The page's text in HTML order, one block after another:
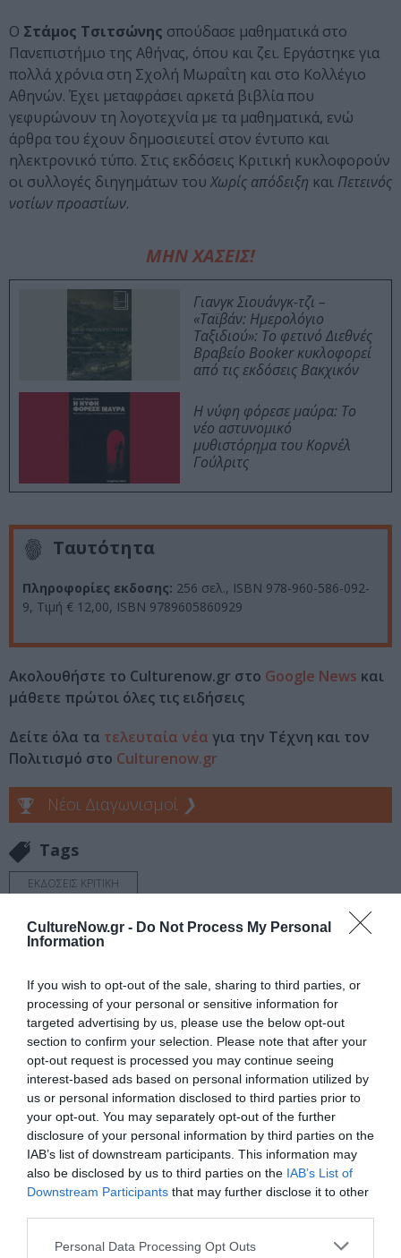
CultureNow.gr - Do Not Process My Personal
Information
If you wish to opt-out of the sale, sharing to third parties, or
processing of your personal or sensitive information for
targeted advertising by us, please use the below opt-out
section to confirm your selection. Please note that after your
opt-out request is processed you may continue seeing
interest-based ads based on personal information utilized by
us or personal information disclosed to third parties prior to
your opt-out. You may separately opt-out of the further
disclosure of your personal information by third parties on the
IAB’s list of downstream participants. This information may
also be disclosed by us to third parties on the IAB’s List of
Downstream Participants that may further disclose it to other
Personal Data Processing Opt Outs
Ο Στάμος Τσιτσώνης σπούδασε μαθηματικά στο
Πανεπιστήμιο της Αθήνας, όπου και ζει. Εργάστηκε για
πολλά χρόνια στη Σχολή Μωραΐτη και στο Κολλέγιο
Αθηνών. Έχει μεταφράσει αρκετά βιβλία που
γεφυρώνουν τη λογοτεχνία με τα μαθηματικά, ενώ
άρθρα του έχουν δημοσιευτεί στον έντυπο και
ηλεκτρονικό τύπο. Στις εκδόσεις Κριτική κυκλοφορούν
οι συλλογές διηγημάτων τουΧωρίς απόδειξη και Πετεινός
νοτίων προαστίων.
ΜΗΝ ΧΑΣΕΙΣ!
Γιανγκ Σιουάνγκ-τζι –
«Ταϊβάν: Ημερολόγιο
Ταξιδιού»: Το φετινό Διεθνές
Βραβείο Booker κυκλοφορεί
από τις εκδόσεις Βακχικόν
Η νύφη φόρεσε μαύρα: Το
νέο αστυνομικό
μυθιστόρημα του Κορνέλ
Γούλριτς
Ταυτότητα
Πληροφορίες εκδοσης: 256 σελ., ISBN 978-960-586-092-
9, Τιμή € 12,00, ISBN 9789605860929
Ακολουθήστε το Culturenow.gr στο Google News και
μάθετε πρώτοι όλες τις ειδήσεις
Δείτε όλα τα τελευταία νέα για την Τέχνη και τον
Πολιτισμό στο Culturenow.gr
Νέοι Διαγωνισμοί ❯
Tags
ΕΚΔΟΣΕΙΣ ΚΡΙΤΙΚΗ
Newsletter
την Τέχνη και τον Πολιτισμό!
Ακολουθήστε το Culturenow.gr
Σχετικά Άρθρα